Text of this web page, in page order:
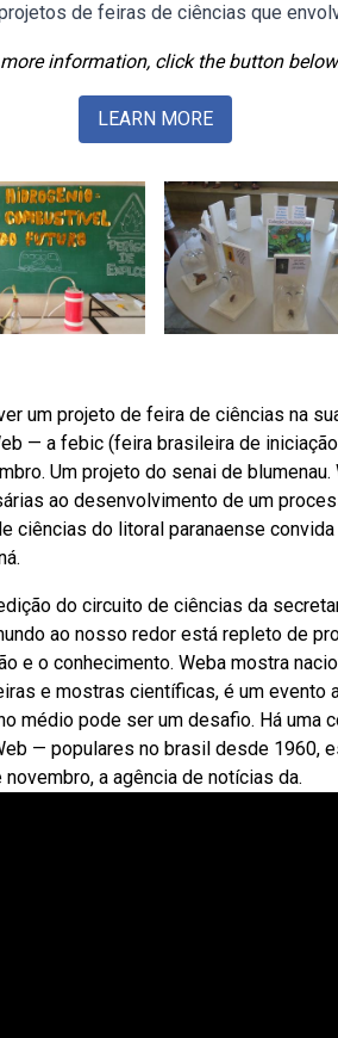
de feiras de ciências que
information, click the button
LEARN MORE
um projeto de feira de ciências na
— a febic (feira brasileira de
Um projeto do senai de
ao desenvolvimento de um
ciências do litoral paranaense
do circuito de ciências da
ao nosso redor está repleto de
e o conhecimento. Weba mostra
e mostras científicas, é um evento
médio pode ser um desafio. Há uma
— populares no brasil desde 1960,
a agência de notícias da.